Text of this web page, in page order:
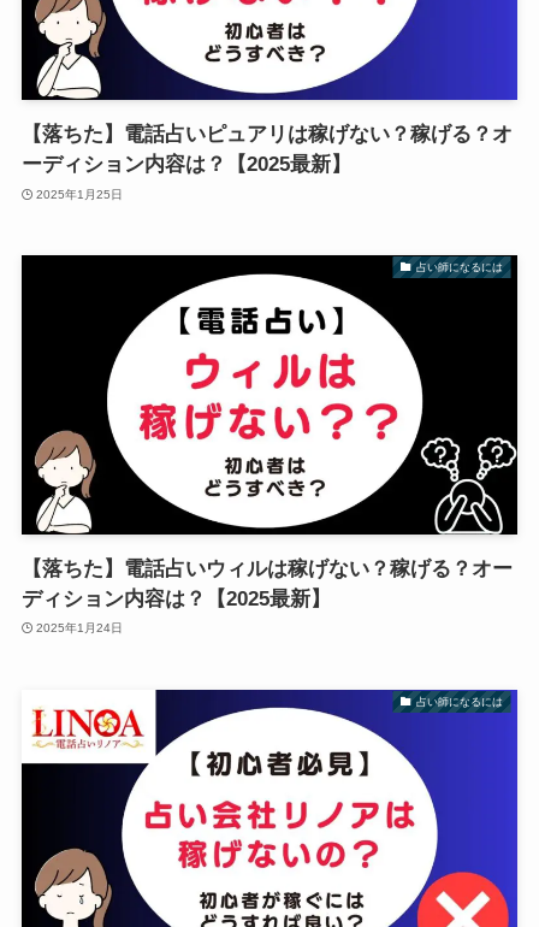
【落ちた】電話占いピュアリは稼げない？稼げる？オ
ーディション内容は？【2025最新】
2025年1月25日
占い師になるには
【落ちた】電話占いウィルは稼げない？稼げる？オー
ディション内容は？【2025最新】
2025年1月24日
占い師になるには